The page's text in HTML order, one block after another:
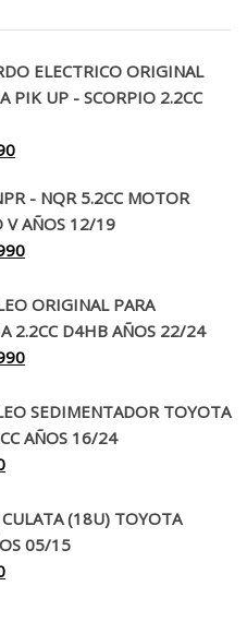
ELECTRICO ORIGINAL
PIK UP - SCORPIO 2.2CC
El
actual
es:
$94.990.
- NQR 5.2CC MOTOR
V AÑOS 12/19
El
actual
es:
$519.990.
ORIGINAL PARA
2.2CC D4HB AÑOS 22/24
El
actual
es:
SEDIMENTADOR TOYOTA
AÑOS 16/24
El
actual
es:
$17.990.
CULATA (18U) TOYOTA
05/15
El